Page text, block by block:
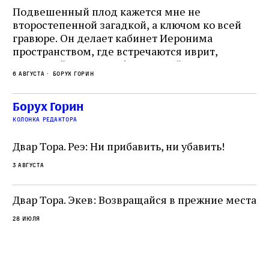
Подвешенный плод кажется мне не
второстепенной загадкой, а ключом ко всей
гравюре. Он делает кабинет Иеронима
пространством, где встречаются иврит,
греческий и латынь; буквальный смысл и
церковная традиция; филологическая
точность и понятность; переводчик,
убеждённый в необходимости исправления, и
читатель, воспринимающий исправление как
не просто покровитель переводчиков,
окружённый книгами. Перед нами человек,
одно решение которого вызвало возмущение
целой общины и стало частью многовекового
спора о том, кому принадлежит последнее
слово в переводе Библии
6 августа Борух Горин
Борух Горин
колонка редактора
Двар Тора. Реэ: Ни прибавить, ни убавить!
3 августа
Двар Тора. Экев: Возвращайся в прежние места
28 июля